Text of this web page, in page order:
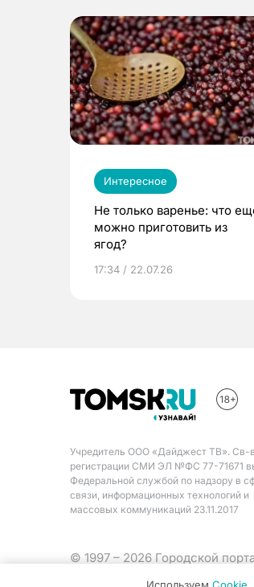
Интересное
Не только варенье: что
можно приготовить из
ягод?
17:34 / 22.07.26
Учредитель ООО «Дайджест ТВ». Св-
регистрации СМИ ЭЛ №ФС 77-71671
Федеральной службой по надзору в
связи, информационных технологий и
массовых коммуникаций 23.11.2017
© 1997 – 2026 Городской